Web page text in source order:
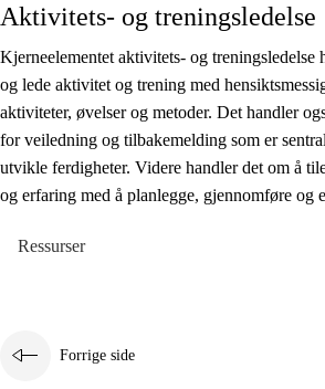
Aktivitets- og treningsledelse
Kjerneelementet aktivitets- og treningsledelse
og lede aktivitet og trening med
aktiviteter, øvelser og metoder. Det handler
for veiledning og tilbakemelding som er
utvikle ferdigheter. Videre handler det om å
og erfaring med å planlegge, gjennomføre og
Ressurser
Forrige side